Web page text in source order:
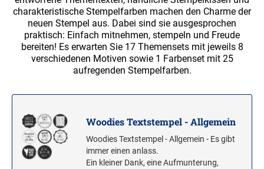
PRINTY DATUM+TEXT
CLASSIC DATUM+TEXT
MULTICOLOR INDIVIDUELLE STEMPEL
PRINTY TEXTSTEMPEL MULTICOLOR
PRINTY DATUMSTEMPEL MULTICOLOR
PRINTY ZIFFERNSTEMPEL
CLASSIC ZIFFERNSTEMPEL
STEMPEL MIT STANDARDTEXT
OFFICE PRINTY 4912
TEXTPLATTEN FÜR TRODAT PRINTY
DATUMSTEMPEL
TEXTPLATTEN FÜR TRODAT PROFESSIONAL
DATUMSTEMPEL
DATUMSTEMPEL
TEXTPLATTEN FÜR TRODAT GOLDRING
STIFTSTEMPEL
STEMPELKISSEN TRODAT
STEMPELFARBEN
STEMPELFARBEN STANDARD
STEMPELTRÄGER
Numeroteur REINER B6
Numeroteur REINER C1
REINER ELEKTROSTEMPEL
REINER ZUBEHÖR
TRODAT EDY® MOTIVATIONSSTEMPEL
trodat edy® fix deutsch
trodat edy® fix französisch
trodat edy® fix Dinosaurier und Märchen
TRODAT PIXEL STEMPEL
TRODAT KEKSSTEMPEL
charakteristische Stempelfarben machen den Charme der
neuen Stempel aus. Dabei sind sie ausgesprochen
praktisch: Einfach mitnehmen, stempeln und Freude
bereiten! Es erwarten Sie 17 Themensets mit jeweils 8
verschiedenen Motiven sowie 1 Farbenset mit 25
aufregenden Stempelfarben.
Woodies Textstempel - Allgemein
Woodies Textstempel - Allgemein - Es gibt
immer einen anlass.
Ein kleiner Dank, eine Aufmunterung,